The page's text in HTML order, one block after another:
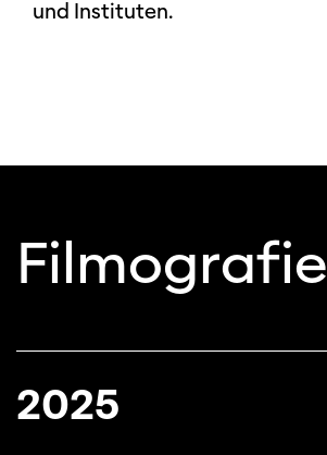
und Instituten.
Filmografie
2025